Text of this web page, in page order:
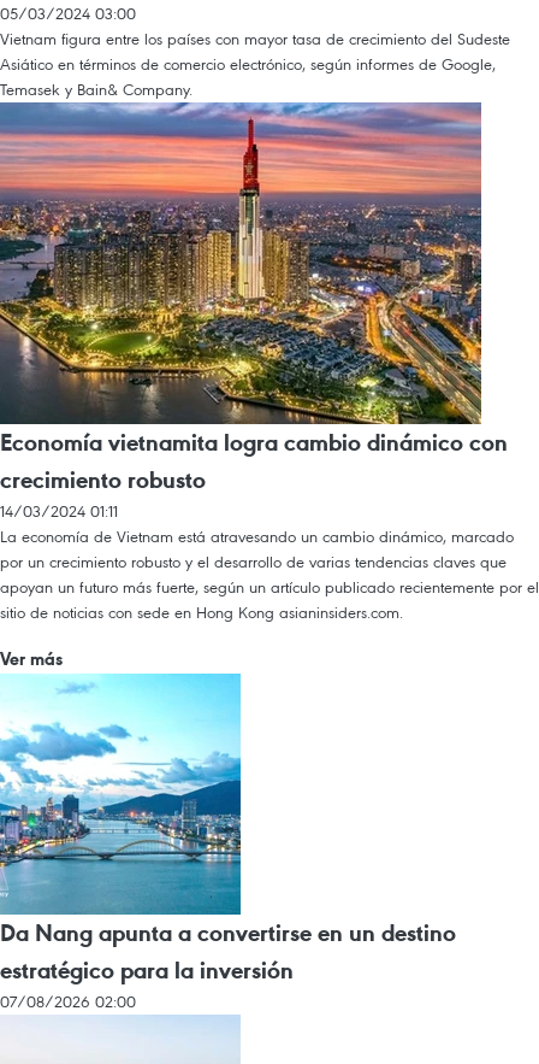
05/03/2024 03:00
Vietnam figura entre los países con mayor tasa de crecimiento del Sudeste
Asiático en términos de comercio electrónico, según informes de Google,
Temasek y Bain& Company.
Economía vietnamita logra cambio dinámico con
crecimiento robusto
14/03/2024 01:11
La economía de Vietnam está atravesando un cambio dinámico, marcado
por un crecimiento robusto y el desarrollo de varias tendencias claves que
apoyan un futuro más fuerte, según un artículo publicado recientemente por el
sitio de noticias con sede en Hong Kong asianinsiders.com.
Ver más
Da Nang apunta a convertirse en un destino
estratégico para la inversión
07/08/2026 02:00